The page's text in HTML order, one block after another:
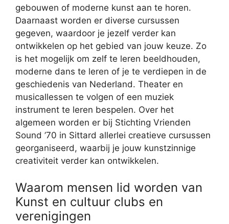
gebouwen of moderne kunst aan te horen.
Daarnaast worden er diverse cursussen
gegeven, waardoor je jezelf verder kan
ontwikkelen op het gebied van jouw keuze. Zo
is het mogelijk om zelf te leren beeldhouden,
moderne dans te leren of je te verdiepen in de
geschiedenis van Nederland. Theater en
musicallessen te volgen of een muziek
instrument te leren bespelen. Over het
algemeen worden er bij Stichting Vrienden
Sound ’70 in Sittard allerlei creatieve cursussen
georganiseerd, waarbij je jouw kunstzinnige
creativiteit verder kan ontwikkelen.
Waarom mensen lid worden van
Kunst en cultuur clubs en
verenigingen